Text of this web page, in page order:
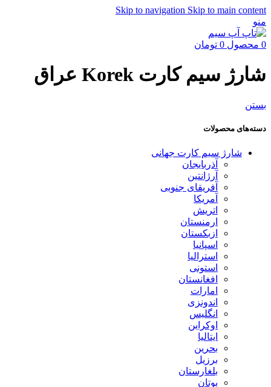
Skip to navigation Skip to main content
منو
0 محصول 0 تومان
شارژ سیم کارت Korek عراق
بستن
دسته‌های محصولات
شارژ سیم کارت جهانی
آذربایجان
آرژانتین
آفریقای جنوبی
آمریکا
اتریش
ارمنستان
ازبکستان
اسپانیا
استرالیا
استونی
افغانستان
امارات
اندونزی
انگلیس
اوکراین
ایتالیا
بحرین
برزیل
بلغارستان
بوتان